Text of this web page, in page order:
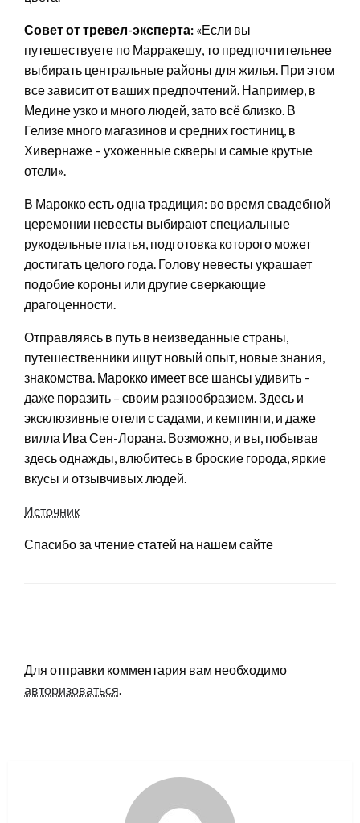
Совет от тревел-эксперта: «Если вы
путешествуете по Марракешу, то предпочтительнее
выбирать центральные районы для жилья. При этом
все зависит от ваших предпочтений. Например, в
Медине узко и много людей, зато всё близко. В
Гелизе много магазинов и средних гостиниц, в
Хивернаже – ухоженные скверы и самые крутые
отели».
В Марокко есть одна традиция: во время свадебной
церемонии невесты выбирают специальные
рукодельные платья, подготовка которого может
достигать целого года. Голову невесты украшает
подобие короны или другие сверкающие
драгоценности.
Отправляясь в путь в неизведанные страны,
путешественники ищут новый опыт, новые знания,
знакомства. Марокко имеет все шансы удивить –
даже поразить – своим разнообразием. Здесь и
эксклюзивные отели с садами, и кемпинги, и даже
вилла Ива Сен-Лорана. Возможно, и вы, побывав
здесь однажды, влюбитесь в броские города, яркие
вкусы и отзывчивых людей.
Источник
Спасибо за чтение статей на нашем сайте
Для отправки комментария вам необходимо
авторизоваться